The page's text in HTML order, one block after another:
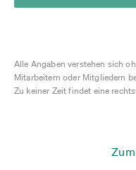
Alle Angaben verstehen sich
Mitarbeitern oder Mitgliedern
Zu keiner Zeit findet eine